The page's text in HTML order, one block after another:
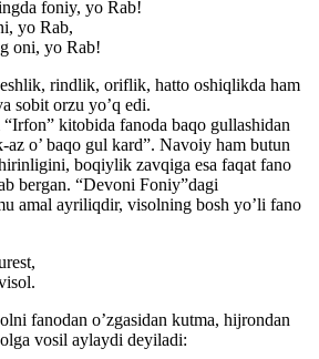
foniy, yo Rab!
yo Rab,
oni, yo Rab!
rindlik, oriflik, hatto oshiqlikda ham
sobit orzu yo’q edi.
kitobida fanoda baqo gullashidan
az o’ baqo gul kard”. Navoiy ham butun
boqiylik zavqiga esa faqat fano
bergan. “Devoni Foniy”dagi
amal ayriliqdir, visolning bosh yo’li fano
fanodan o’zgasidan kutma, hijrondan
vosil aylaydi deyiladi: